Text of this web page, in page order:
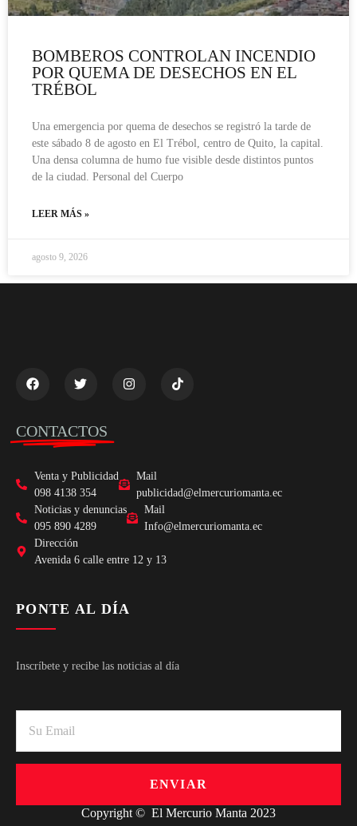
BOMBEROS CONTROLAN INCENDIO
POR QUEMA DE DESECHOS EN EL
TRÉBOL
Una emergencia por quema de desechos se registró la tarde de
este sábado 8 de agosto en El Trébol, centro de Quito, la capital.
Una densa columna de humo fue visible desde distintos puntos
de la ciudad. Personal del Cuerpo
LEER MÁS »
agosto 9, 2026
CONTACTOS
Venta y Publicidad
098 4138 354
Mail
publicidad@elmercuriomanta.ec
Noticias y denuncias
095 890 4289
Mail
Info@elmercuriomanta.ec
Dirección
Avenida 6 calle entre 12 y 13
PONTE AL DÍA
Inscríbete y recibe las noticias al día
ENVIAR
Copyright © El Mercurio Manta 2023